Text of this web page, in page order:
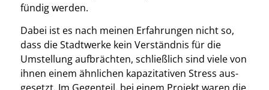
fün­dig wer­den.
Dabei ist es nach mei­nen Erfah­run­gen nicht so,
dass die Stadt­wer­ke kein Ver­ständ­nis für die
Umstel­lung auf­bräch­ten, schließ­lich sind vie­le von
ihnen einem ähn­li­chen kapa­zi­ta­ti­ven Stress aus­